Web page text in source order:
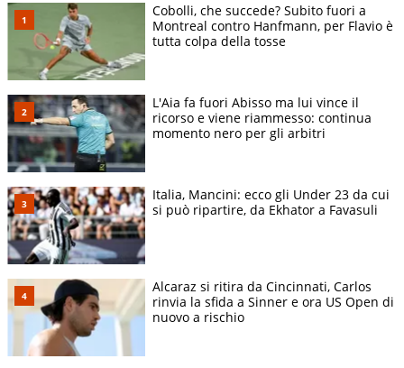
Cobolli, che succede? Subito fuori a
Montreal contro Hanfmann, per Flavio è
tutta colpa della tosse
L'Aia fa fuori Abisso ma lui vince il
ricorso e viene riammesso: continua
momento nero per gli arbitri
Italia, Mancini: ecco gli Under 23 da cui
si può ripartire, da Ekhator a Favasuli
Alcaraz si ritira da Cincinnati, Carlos
rinvia la sfida a Sinner e ora US Open di
nuovo a rischio